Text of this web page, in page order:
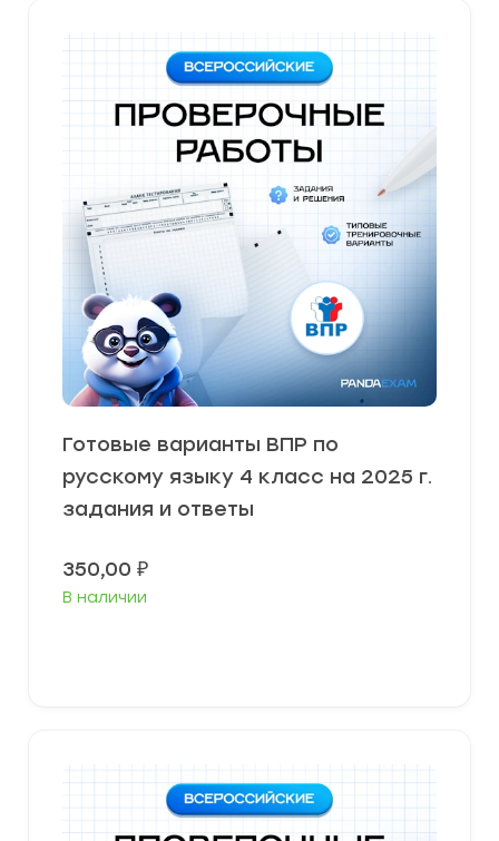
Готовые варианты ВПР по
русскому языку 4 класс на 2025 г.
задания и ответы
350,00 ₽
В наличии